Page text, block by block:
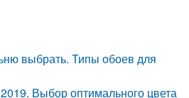
выбрать. Типы обоев для
Выбор оптимального цвета